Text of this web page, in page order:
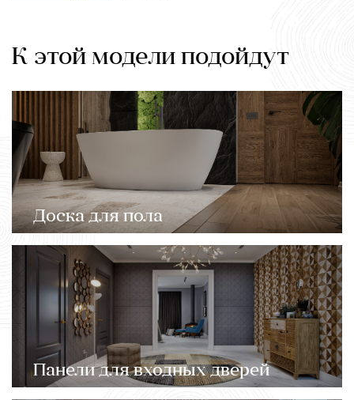
К этой модели подойдут
Доска для пола
Панели для входных дверей